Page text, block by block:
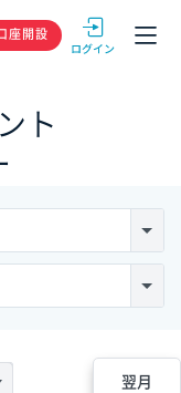
GMOクリック
座開設
ト
翌月